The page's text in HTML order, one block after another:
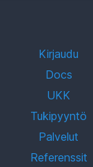
Kirjaudu
Docs
UKK
Tukipyyntö
Palvelut
Referenssit